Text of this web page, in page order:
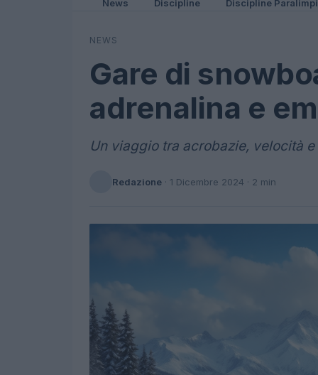
News Discipline Discipline
NEWS
Gare di
adrenalina e
Un viaggio tra acrobazie, velocità
Redazione · 1 Dicembre 2024 · 2 min